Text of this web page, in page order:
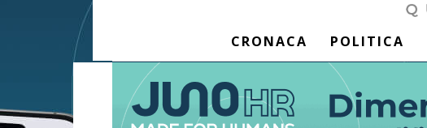
CRONACA POLITICA